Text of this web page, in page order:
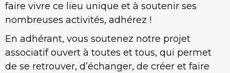
faire vivre ce lieu unique et à soutenir ses
nombreuses activités, adhérez !
En adhérant, vous soutenez notre projet
associatif ouvert à toutes et tous, qui permet
de se retrouver, d’échanger, de créer et faire